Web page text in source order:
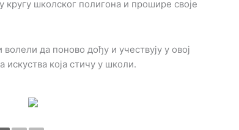
школског полигона и прошире своје
да поново дођу и учествују у овој
која стичу у школи.